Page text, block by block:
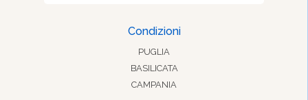
Condizioni
PUGLIA
BASILICATA
CAMPANIA